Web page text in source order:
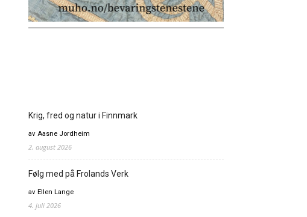
Krig, fred og natur i Finnmark
av Aasne Jordheim
2. august 2026
Følg med på Frolands Verk
av Ellen Lange
4. juli 2026